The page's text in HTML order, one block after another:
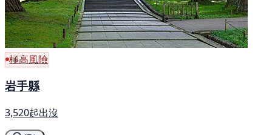
極高風險
岩手縣
3,520起出沒